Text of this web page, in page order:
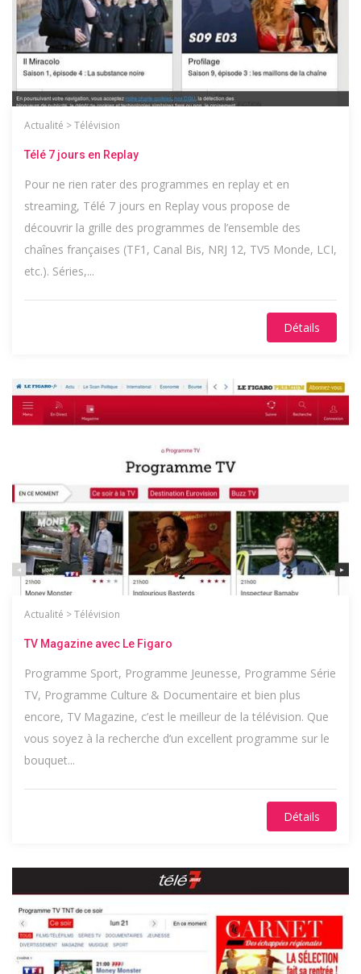
Actualité >Télévision
Télé 7 jours en Replay
Pour ne rien rater des programmes en replay et en
streaming, Télé 7 jours en Replay vous propose de
découvrir la grille des programmes de l’ensemble des
chaînes françaises (TF1, Canal Bis, NRJ 12, TV5 Monde, LCI,
etc.). Séries,...
Détails
Actualité >Télévision
TV Magazine avec Le Figaro
Programme Sport, Programme Jeunesse, Programme Série
TV, Programme Culture & Documentaire et bien plus
encore, TV Magazine, c’est le meilleur de la télévision. Que
vous soyez à la recherche d’un excellent programme sur le
bouquet...
Détails